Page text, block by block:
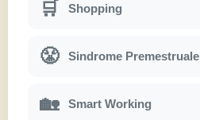
🛒 Shopping
😤 Sindrome Premestruale
🏡 Smart Working